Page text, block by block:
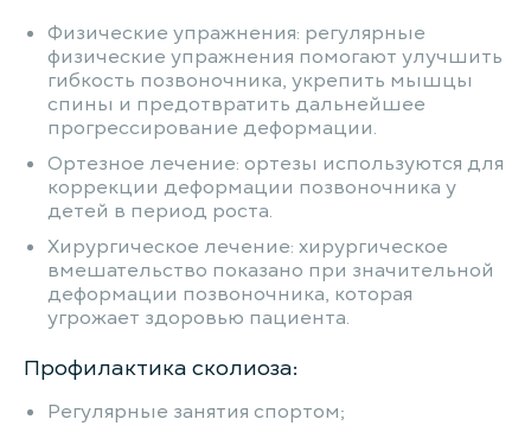
Физические упражнения: регулярные
физические упражнения помогают улучшить
гибкость позвоночника, укрепить мышцы
спины и предотвратить дальнейшее
прогрессирование деформации.
Ортезное лечение: ортезы используются для
коррекции деформации позвоночника у
детей в период роста.
Хирургическое лечение: хирургическое
вмешательство показано при значительной
деформации позвоночника, которая
угрожает здоровью пациента.
Профилактика сколиоза:
Регулярные занятия спортом;